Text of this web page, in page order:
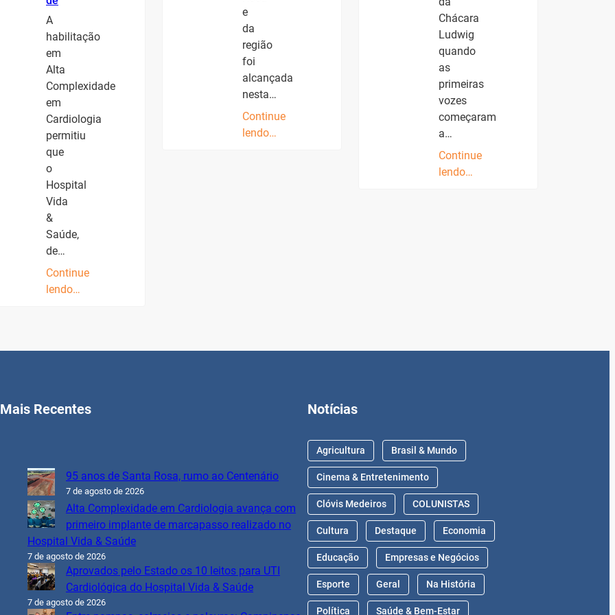
A
habilitação
em
Alta
Complexidade
em
Cardiologia
permitiu
que
o
Hospital
Vida
&
Saúde,
de…
Continue
lendo…
e
da
região
foi
alcançada
nesta…
Continue
lendo…
Chácara
Ludwig
quando
as
primeiras
vozes
começaram
a…
Continue
lendo…
Mais Recentes
95 anos de Santa Rosa, rumo ao Centenário
7 de agosto de 2026
Alta Complexidade em Cardiologia avança com
primeiro implante de marcapasso realizado no
Hospital Vida & Saúde
7 de agosto de 2026
Aprovados pelo Estado os 10 leitos para UTI
Cardiológica do Hospital Vida & Saúde
7 de agosto de 2026
Notícias
Agricultura Brasil & Mundo
Cinema & Entretenimento
Clóvis Medeiros COLUNISTAS
Cultura Destaque Economia
Educação Empresas e Negócios
Esporte Geral Na História
Política Saúde & Bem-Estar